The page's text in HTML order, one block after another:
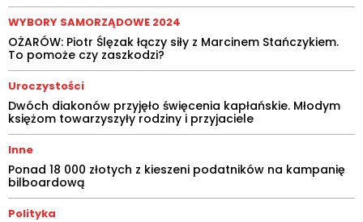
WYBORY SAMORZĄDOWE 2024
OŻARÓW: Piotr Ślęzak łączy siły z Marcinem Stańczykiem.
To pomoże czy zaszkodzi?
Uroczystości
Dwóch diakonów przyjęło święcenia kapłańskie. Młodym
księżom towarzyszyły rodziny i przyjaciele
Inne
Ponad 18 000 złotych z kieszeni podatników na kampanię
bilboardową
Polityka